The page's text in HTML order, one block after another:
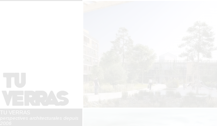
TU VERRAS
perspectives architecturales depuis